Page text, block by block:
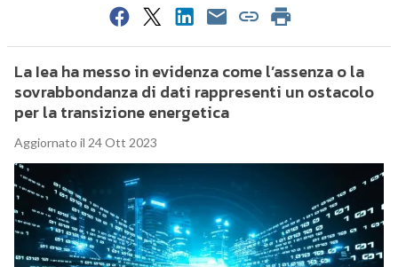
La Iea ha messo in evidenza come l’assenza o la
sovrabbondanza di dati rappresenti un ostacolo
per la transizione energetica
Aggiornato il 24 Ott 2023